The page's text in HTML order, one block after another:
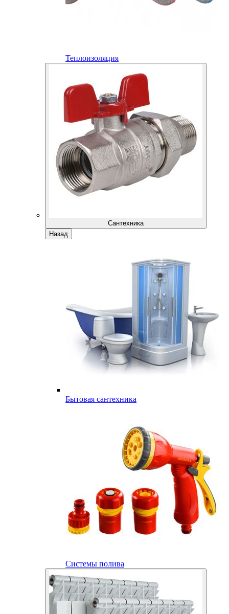
Теплоизоляция
Сантехника
Назад
Бытовая сантехника
Системы полива